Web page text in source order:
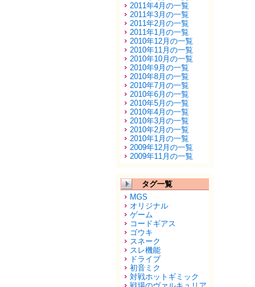
2011年4月の一覧
2011年3月の一覧
2011年2月の一覧
2011年1月の一覧
2010年12月の一覧
2010年11月の一覧
2010年10月の一覧
2010年9月の一覧
2010年8月の一覧
2010年7月の一覧
2010年6月の一覧
2010年5月の一覧
2010年4月の一覧
2010年3月の一覧
2010年2月の一覧
2010年1月の一覧
2009年12月の一覧
2009年11月の一覧
タグ一覧
MGS
オリジナル
ゲーム
コードギアス
ゴウキ
スネーク
スレ機能
ドライブ
初音ミク
対戦ホットギミック